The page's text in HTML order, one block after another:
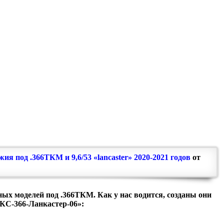
под .366ТКМ и 9,6/53 «lancaster» 2020-2021 годов от
моделей под .366ТКМ. Как у нас водится, созданы они
366-Ланкастер-06»: